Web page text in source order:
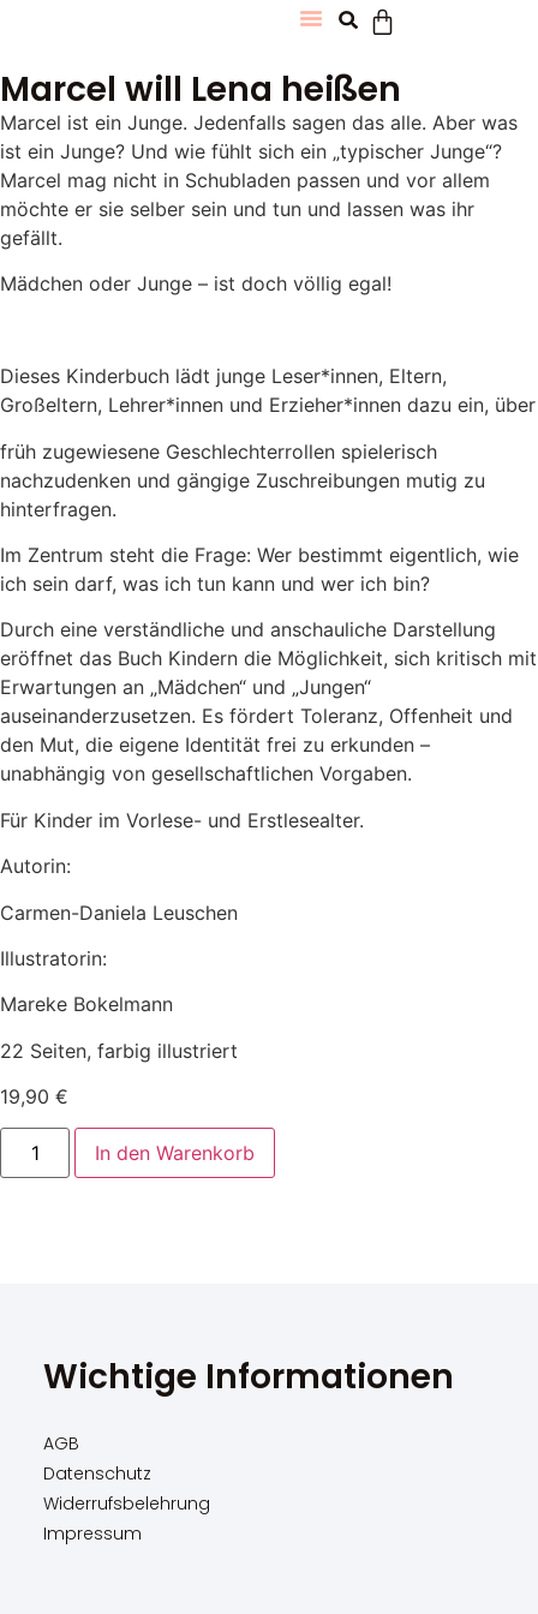
Marcel will Lena heißen
Marcel ist ein Junge. Jedenfalls sagen das alle. Aber was
ist ein Junge? Und wie fühlt sich ein „typischer Junge“?
Marcel mag nicht in Schubladen passen und vor allem
möchte er sie selber sein und tun und lassen was ihr
gefällt.
Mädchen oder Junge – ist doch völlig egal!
Dieses Kinderbuch lädt junge Leser*innen, Eltern,
Großeltern, Lehrer*innen und Erzieher*innen dazu ein, über
früh zugewiesene Geschlechterrollen spielerisch
nachzudenken und gängige Zuschreibungen mutig zu
hinterfragen.
Im Zentrum steht die Frage: Wer bestimmt eigentlich, wie
ich sein darf, was ich tun kann und wer ich bin?
Durch eine verständliche und anschauliche Darstellung
eröffnet das Buch Kindern die Möglichkeit, sich kritisch mit
Erwartungen an „Mädchen“ und „Jungen“
auseinanderzusetzen. Es fördert Toleranz, Offenheit und
den Mut, die eigene Identität frei zu erkunden –
unabhängig von gesellschaftlichen Vorgaben.
Für Kinder im Vorlese- und Erstlesealter.
Autorin:
Carmen-Daniela Leuschen
Illustratorin:
Mareke Bokelmann
22 Seiten, farbig illustriert
19,90 €
In den Warenkorb
Wichtige Informationen
AGB
Datenschutz
Widerrufsbelehrung
Impressum